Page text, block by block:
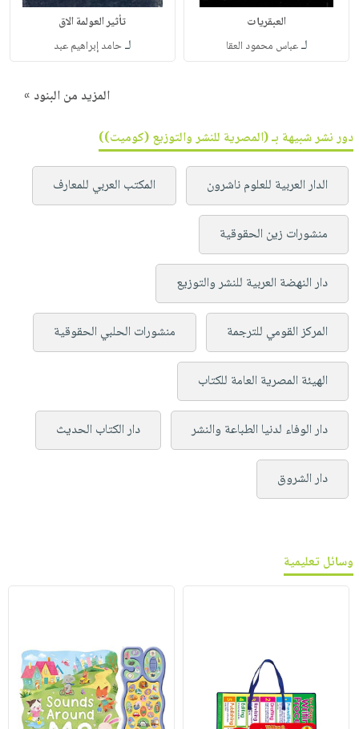
العبقريات
لـعباس محمود العقا
تأثير العولمة الاق
لـحامد إبراهيم عبد
المزيد من البنود »
دور نشر شبيهة بـ (المصرية للنشر والتوزيع (كوميت))
الدار العربية للعلوم ناشرون المكتب العربي للمعارف
منشورات زين الحقوقية
دار النهضة العربية للنشر والتوزيع
المركز القومي للترجمة منشورات الحلبي الحقوقية
الهيئة المصرية العامة للكتاب
دار الوفاء لدنيا الطباعة والنشر دار الكتاب الحديث
دار الشروق
وسائل تعليمية